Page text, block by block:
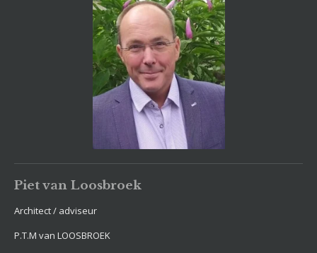
Piet van Loosbroek
Architect / adviseur
P.T.M van LOOSBROEK